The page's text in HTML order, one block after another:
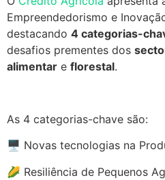
Empreendedorismo e
destacando 4 categorias-
desafios prementes dos
alimentar e florestal.
As 4 categorias-chave são:
🖥️ Novas tecnologias na
🌽 Resiliência de Pequenos